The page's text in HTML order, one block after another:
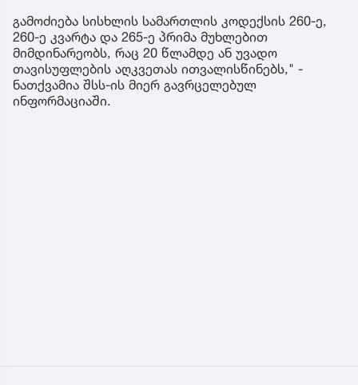
გამოძიება სისხლის სამართლის კოდექსის 260-ე,
260-ე კვარტა და 265-ე პრიმა მუხლებით
მიმდინარეობს, რაც 20 წლამდე ან უვადო
თავისუფლების აღკვეთას ითვალისწინებს," -
ნათქვამია შსს-ის მიერ გავრცელებულ
ინფორმაციაში.